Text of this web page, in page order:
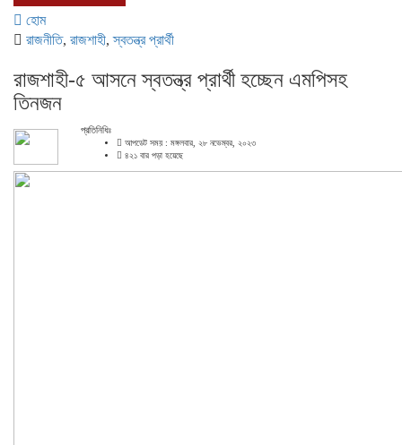
হোম
রাজনীতি, রাজশাহী,স্বতন্ত্র প্রার্থী
রাজশাহী-৫ আসনে স্বতন্ত্র প্রার্থী হচ্ছেন এমপিসহ
তিনজন
প্রতিনিধিঃ
আপডেট সময় : মঙ্গলবার, ২৮ নভেম্বর, ২০২৩
৪২১ বার পড়া হয়েছে